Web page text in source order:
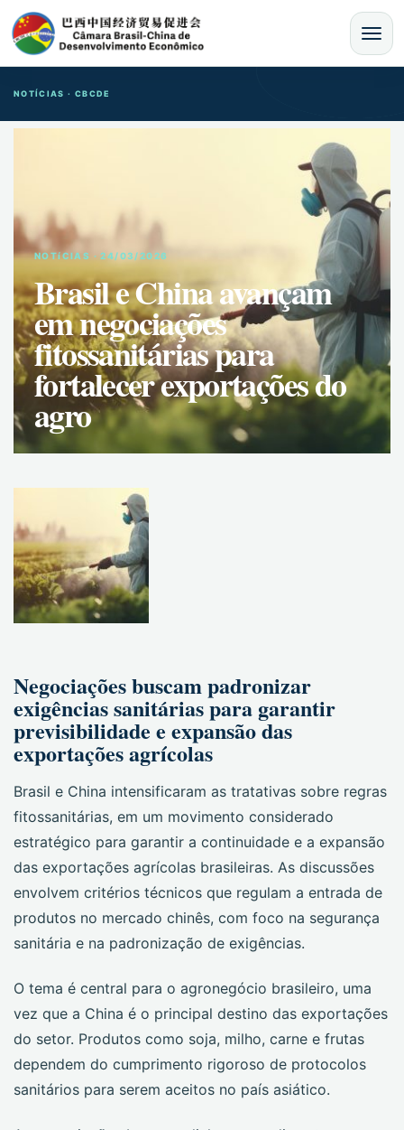
MENU
NOTÍCIAS · CBCDE
NOTíCIAS · 24/03/2026
Brasil e China avançam
em negociações
fitossanitárias para
fortalecer exportações do
agro
Negociações buscam padronizar
exigências sanitárias para garantir
previsibilidade e expansão das
exportações agrícolas
Brasil e China intensificaram as tratativas sobre regras
fitossanitárias, em um movimento considerado
estratégico para garantir a continuidade e a expansão
das exportações agrícolas brasileiras. As discussões
envolvem critérios técnicos que regulam a entrada de
produtos no mercado chinês, com foco na segurança
sanitária e na padronização de exigências.
O tema é central para o agronegócio brasileiro, uma
vez que a China é o principal destino das exportações
do setor. Produtos como soja, milho, carne e frutas
dependem do cumprimento rigoroso de protocolos
sanitários para serem aceitos no país asiático.